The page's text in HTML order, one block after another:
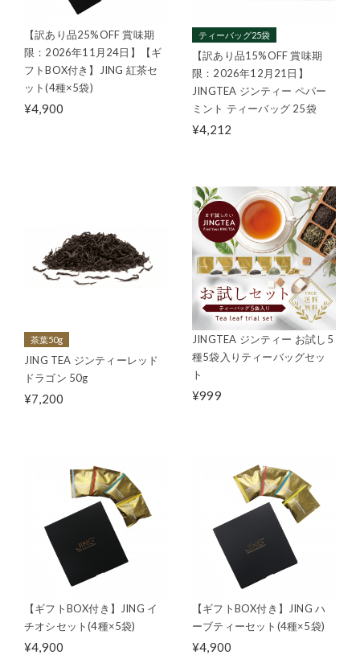
【訳あり品25%OFF 賞味期
限：2026年11月24日】【ギ
フトBOX付き】JING 紅茶セ
ット(4種×5袋)
¥4,900
ティーバッグ25袋
【訳あり品15%OFF 賞味期
限：2026年12月21日】
JINGTEA ジンティー ペパー
ミント ティーバッグ 25袋
¥4,212
茶葉50g
JING TEA ジンティーレッド
ドラゴン 50g
¥7,200
JINGTEA ジンティー お試し5
種5袋入りティーバッグセッ
ト
¥999
【ギフトBOX付き】JING イ
チオシセット(4種×5袋)
¥4,900
【ギフトBOX付き】JING ハ
ーブティーセット(4種×5袋)
¥4,900